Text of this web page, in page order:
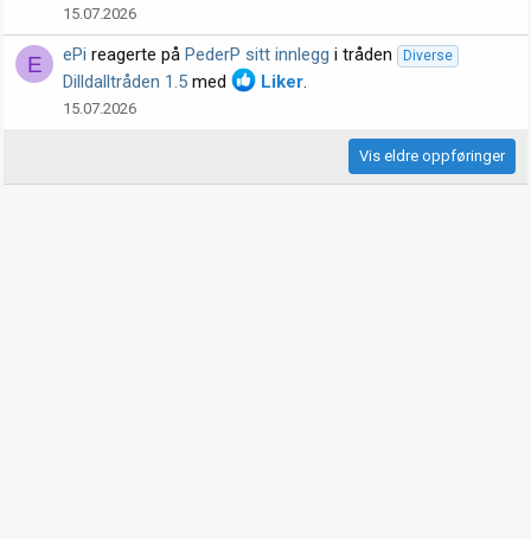
15.07.2026
E ePi reagerte på PederP sitt innlegg i tråden Diverse
Dilldalltråden 1.5 med Liker
15.07.2026
Vis eldre oppføringer